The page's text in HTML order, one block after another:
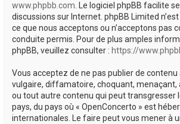
www.phpbb.com. Le logiciel phpBB facilite
discussions sur Internet. phpBB Limited
ce que nous acceptons ou n’acceptons pas
conduite permis. Pour de plus amples
phpBB, veuillez consulter : https://
Vous acceptez de ne pas publier de contenu
vulgaire, diffamatoire, choquant, menaçant,
ou tout autre contenu qui peut transgresser
pays, du pays où « OpenConcerto » est
internationales. Le faire peut vous mener à